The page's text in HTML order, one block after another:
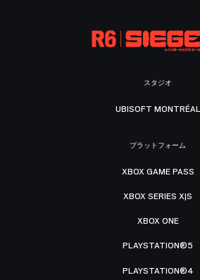
スタジオ
UBISOFT MONTRÉAL
プラットフォーム
XBOX GAME PASS
XBOX SERIES X|S
XBOX ONE
PLAYSTATION®5
PLAYSTATION®4